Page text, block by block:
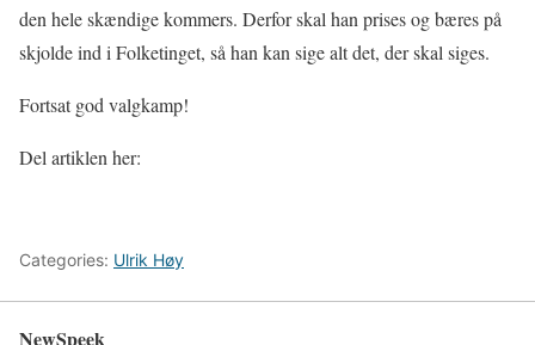
den hele skændige kommers. Derfor skal han prises og bæres på
skjolde ind i Folketinget, så han kan sige alt det, der skal siges.
Fortsat god valgkamp!
Del artiklen her:
Categories: Ulrik Høy
NewSpeek